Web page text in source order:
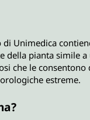
di Unimedica
della pianta simile
che le
estreme.